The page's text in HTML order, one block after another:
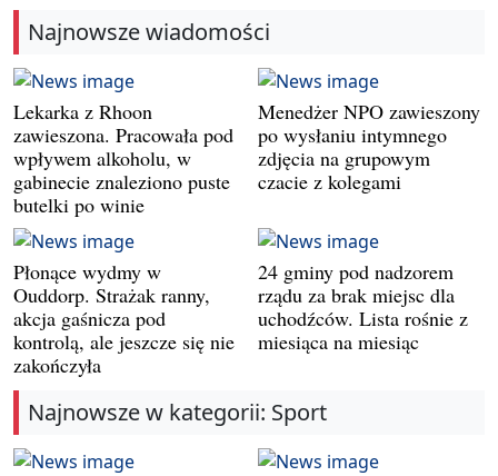
Najnowsze wiadomości
Lekarka z Rhoon
zawieszona. Pracowała pod
wpływem alkoholu, w
gabinecie znaleziono puste
butelki po winie
Menedżer NPO zawieszony
po wysłaniu intymnego
zdjęcia na grupowym
czacie z kolegami
Płonące wydmy w
Ouddorp. Strażak ranny,
akcja gaśnicza pod
kontrolą, ale jeszcze się nie
zakończyła
24 gminy pod nadzorem
rządu za brak miejsc dla
uchodźców. Lista rośnie z
miesiąca na miesiąc
Najnowsze w kategorii: Sport